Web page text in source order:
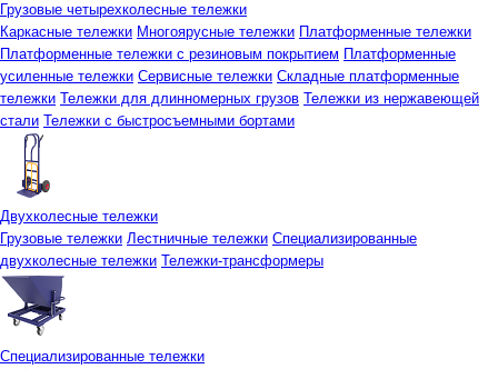
Грузовые четырехколесные тележки
Каркасные тележки Многоярусные тележки Платформенные тележки
Платформенные тележки с резиновым покрытием Платформенные
усиленные тележки Сервисные тележки Складные платформенные
тележки Тележки для длинномерных грузов Тележки из нержавеющей
стали Тележки с быстросъемными бортами
Двухколесные тележки
Грузовые тележки Лестничные тележки Специализированные
двухколесные тележки Тележки-трансформеры
Специализированные тележки